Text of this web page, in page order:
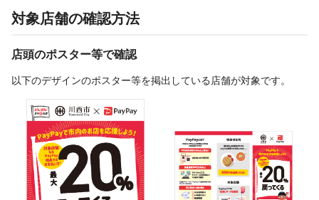
対象店舗の確認方法
店頭のポスター等で確認
以下のデザインのポスター等を掲出している店舗が対象です。